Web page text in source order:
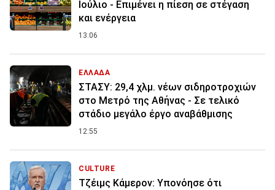
Ιούλιο - Επιμένει η πίεση σε στέγαση
και ενέργεια
13:06
ΕΛΛΑΔΑ
ΣΤΑΣΥ: 29,4 χλμ. νέων σιδηροτροχιών
στο Μετρό της Αθήνας - Σε τελικό
στάδιο μεγάλο έργο αναβάθμισης
12:55
CULTURE
Τζέιμς Κάμερον: Υπονόησε ότι